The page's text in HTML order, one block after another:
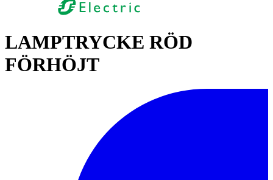
LAMPTRYCKE RÖD
FÖRHÖJT